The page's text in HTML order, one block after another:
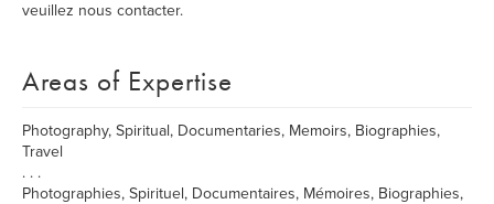
veuillez nous contacter.
Areas of Expertise
Photography, Spiritual, Documentaries, Memoirs, Biographies,
Travel
. . .
Photographies, Spirituel, Documentaires, Mémoires, Biographies,